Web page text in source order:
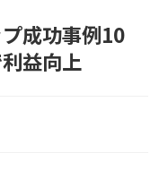
成功事例10
益向上